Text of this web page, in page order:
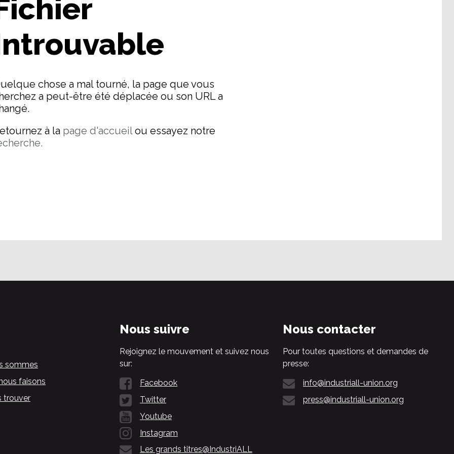
Fichier
chose a mal tourné, la page que vous
a peut-être été déplacée ou son URL a
à la page d'accueilou essayez notre
sommes
faisons
trouver
Nous suivre
Rejoignez le mouvement et suivez nous
sur:
Facebook
Twitter
Youtube
Instagram
Les grands titres@IndustriALL
Nous contacter
Pour toutes questions et demandes de
presse:
info@industriall-union.org
press@industriall-union.org